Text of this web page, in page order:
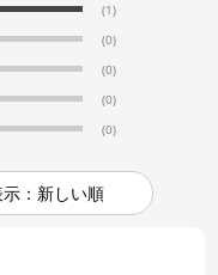
(1)
(0)
(0)
(0)
(0)
示：新しい順